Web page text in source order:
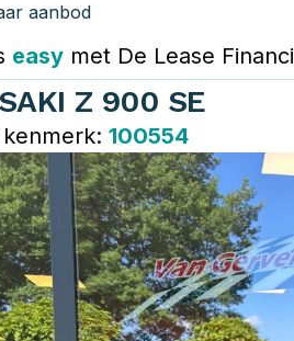
aanbod
easy met De Lease
Z 900 SE
100554